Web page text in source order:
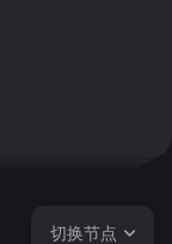
切换节点